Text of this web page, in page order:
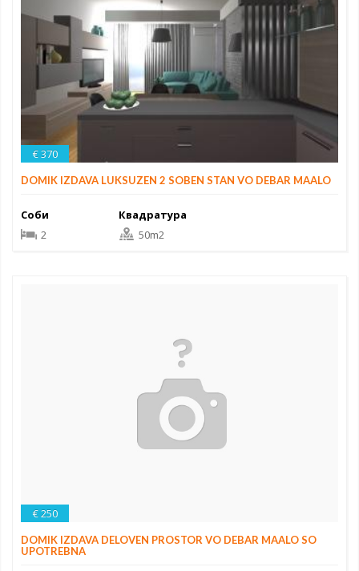
€ 370
DOMIK IZDAVA LUKSUZEN 2 SOBEN STAN VO DEBAR MAALO
Соби
2
Квадратура
50m2
€ 250
DOMIK IZDAVA DELOVEN PROSTOR VO DEBAR MAALO SO
UPOTREBNA